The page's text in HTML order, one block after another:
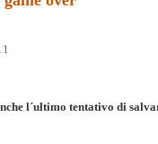
l´ultimo tentativo di